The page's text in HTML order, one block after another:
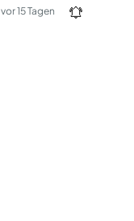
vor 15 Tagen